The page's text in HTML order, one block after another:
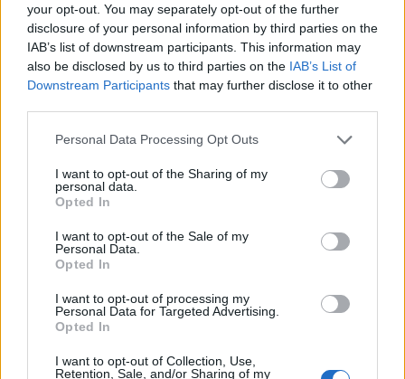
your opt-out. You may separately opt-out of the further
disclosure of your personal information by third parties on the
IAB’s list of downstream participants. This information may
also be disclosed by us to third parties on the IAB’s List of
Downstream Participants that may further disclose it to other
Please note that this website/app uses one or more Google
not limited to your visit or usage behaviour. You may click to
grant or deny consent to Google and its third-party tags to
use your data for below specified purposes in below Google
consent section.
Personal Data Processing Opt Outs
I want to opt-out of the Sharing of my
personal data.
Opted In
I want to opt-out of the Sale of my
Personal Data.
Opted In
I want to opt-out of processing my
Personal Data for Targeted Advertising.
Opted In
I want to opt-out of Collection, Use,
Retention, Sale, and/or Sharing of my
– Det er bare å merke seg navnet nå. Dette er bare
starten, sier kretslederen.
Halvor Sellesbakkvant Norgescupen
står han med sju seiere, en andreplass og en
fjerdeplass og totalt ni topp-10 plasseringer på de
12 rennene han gikk i serien.
å slå Petter Northug i NM del 2 på Hovden.
Det var jækla gøy.